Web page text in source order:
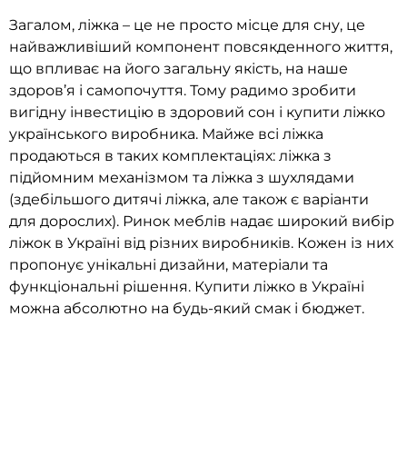
Загалом, ліжка – це не просто місце для сну, це
найважливіший компонент повсякденного життя,
що впливає на його загальну якість, на наше
здоров’я і самопочуття. Тому радимо зробити
вигідну інвестицію в здоровий сон і купити ліжко
українського виробника. Майже всі ліжка
продаються в таких комплектаціях: ліжка з
підйомним механізмом та ліжка з шухлядами
(здебільшого дитячі ліжка, але також є варіанти
для дорослих). Ринок меблів надає широкий вибір
ліжок в Україні від різних виробників. Кожен із них
пропонує унікальні дизайни, матеріали та
функціональні рішення. Купити ліжко в Україні
можна абсолютно на будь-який смак і бюджет.